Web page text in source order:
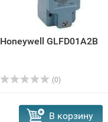
Honeywell GLFD01A2B
(0)
В корзину